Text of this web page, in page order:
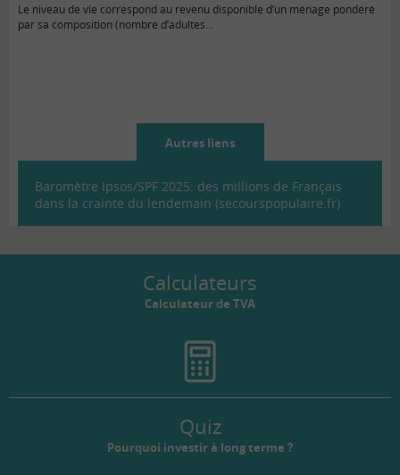
Le niveau de vie correspond au revenu disponible d’un ménage pondéré
par sa composition (nombre d’adultes...
Autres liens
Baromètre Ipsos/SPF 2025: des millions de Français
dans la crainte du lendemain (secourspopulaire.fr)
Calculateurs
Calculateur de TVA
Quiz
Pourquoi investir à long terme ?